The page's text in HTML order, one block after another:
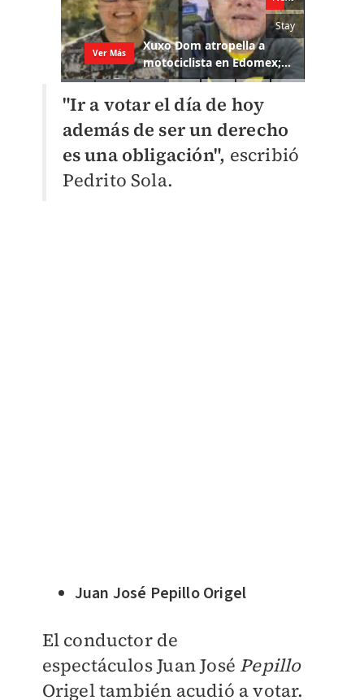
"Ir a votar el día de hoy
además de ser un derecho
es una obligación", escribió
Pedrito Sola.
Juan José Pepillo Origel
El conductor de
espectáculosJuan José Pepillo
Origeltambién acudió a votar.